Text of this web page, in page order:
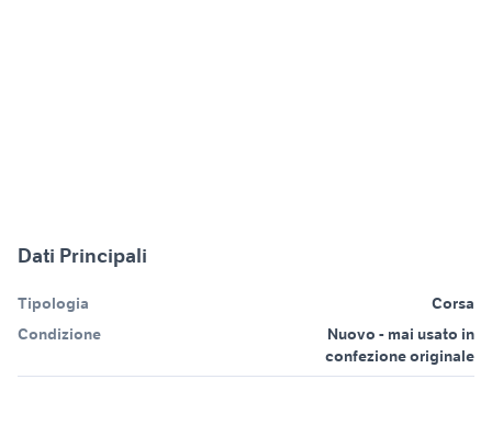
Dati Principali
Tipologia
Corsa
Condizione
Nuovo - mai usato in
confezione originale